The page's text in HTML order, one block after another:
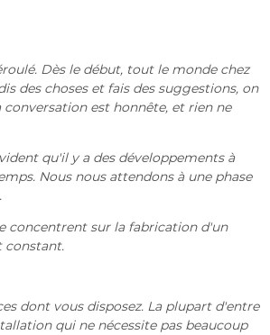
Dès le début, tout le monde chez
des choses et fais des suggestions, on
est honnête, et rien ne
qu'il y a des développements à
Nous nous attendons à une phase
concentrent sur la fabrication d'un
constant.
dont vous disposez. La plupart d'entre
qui ne nécessite pas beaucoup